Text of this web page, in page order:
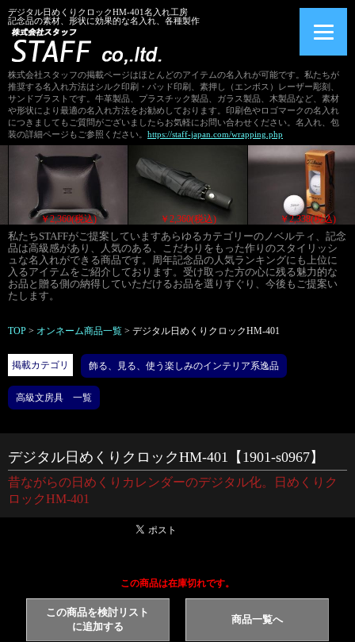
デジタル日めくりクロックHM-401名入れ工房
記念品の素材、形状に効果的な名入れ、各種製作
株式会社スタッフの掲載ページはほとんどのアイテムの名入れが可能です。私たちが
推奨する名入れ方法はシルク印刷・パッド印刷、素押し（エンボス）レーザー彫刻、
サンドブラストです。牛革製品、プラスチック製品、ガラス製品、木製品など、素材
や形状により最適の名入れ方法をお勧めしております。印刷色やロゴマークの名入れ
につきましてもご質問がございましたらお気軽にお問い合わせください。名入れ、包
装の詳細ページもご参照ください。 https://staff-japan.com/wrapping.php
￥2,360(税込) ￥2,360(税込) ￥2,338(
私たちSTAFFがご提案していますあらゆるカテゴリーのノベルティ、記念
品は高級感があり、人気のある、こだわりをもった作りのスタイリッシ
ュな名入れができる商品です。周年記念品の人気ランキングにも上位に
入るアイテムをご紹介しております。受け取った方の心に残る魅力的な
お品と贈る側の納得していただけるお品を選りすぐり、今後もご提案い
たします。
TOP > オンネーム商品一覧 > デジタル日めくりクロックHM-401
掲載カテゴリ 飾る、見る、使う楽しみのインテリア系逸品
高級文房具 一覧
デジタル日めくりクロックHM-401【1901-s0967】
昔ながらの日めくりカレンダーのデジタル化。日めくりク
ロックHM-401
この商品は在庫切れです。
この商品を検討リスト
に追加する
商品一覧へ